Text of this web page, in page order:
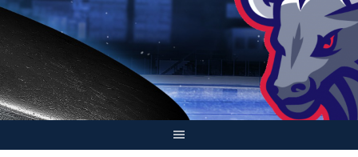
Skip
content